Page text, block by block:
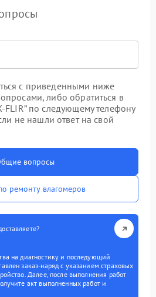
с приведенными ниже
либо обратиться в
FLIR” по следующему телефону
не нашли ответ на свой
вопросы
ремонту влагомеров
на диагностику и последующий
заказ-наряд с указанием страховых
Далее, после выполнения работ
акт выполненных работ и